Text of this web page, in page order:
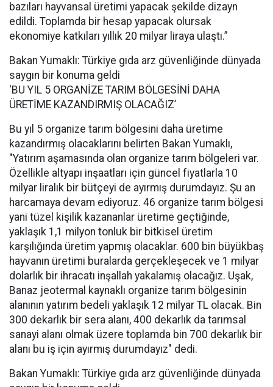
bazıları hayvansal üretimi yapacak şekilde dizayn
edildi. Toplamda bir hesap yapacak olursak
ekonomiye katkıları yıllık 20 milyar liraya ulaştı.”
Bakan Yumaklı: Türkiye gıda arz güvenliğinde dünyada
saygın bir konuma geldi
'BU YIL 5 ORGANİZE TARIM BÖLGESİNİ DAHA
ÜRETİME KAZANDIRMIŞ OLACAĞIZ’
Bu yıl 5 organize tarım bölgesini daha üretime
kazandırmış olacaklarını belirten Bakan Yumaklı,
"Yatırım aşamasında olan organize tarım bölgeleri var.
Özellikle altyapı inşaatları için güncel fiyatlarla 10
milyar liralık bir bütçeyi de ayırmış durumdayız. Şu an
harcamaya devam ediyoruz. 46 organize tarım bölgesi
yani tüzel kişilik kazananlar üretime geçtiğinde,
yaklaşık 1,1 milyon tonluk bir bitkisel üretim
karşılığında üretim yapmış olacaklar. 600 bin büyükbaş
hayvanın üretimi buralarda gerçekleşecek ve 1 milyar
dolarlık bir ihracatı inşallah yakalamış olacağız. Uşak,
Banaz jeotermal kaynaklı organize tarım bölgesinin
alanının yatırım bedeli yaklaşık 12 milyar TL olacak. Bin
300 dekarlık bir sera alanı, 400 dekarlık da tarımsal
sanayi alanı olmak üzere toplamda bin 700 dekarlık bir
alanı bu iş için ayırmış durumdayız" dedi.
Bakan Yumaklı: Türkiye gıda arz güvenliğinde dünyada